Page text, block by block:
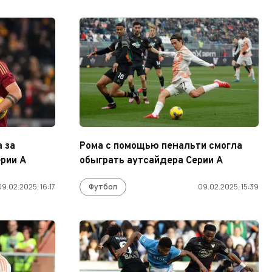
за
А
16:17
Рома с помощью пенальти смогла
обыграть аутсайдера Серии А
Футбол 09.02.2025, 15:39